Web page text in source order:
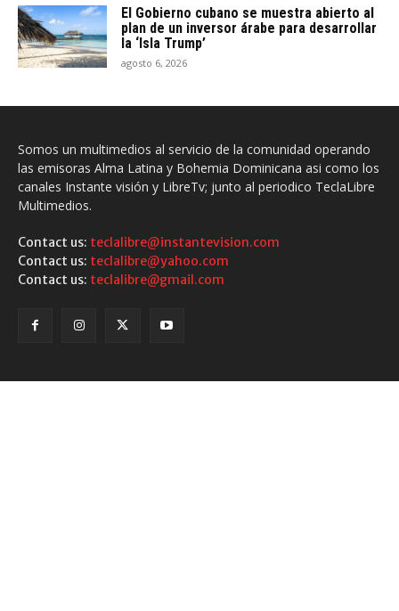
El Gobierno cubano se muestra abierto al
plan de un inversor árabe para desarrollar
la ‘Isla Trump’
agosto 6, 2026
Somos un multimedios al servicio de la comunidad operando
las emisoras Alma Latina y Bohemia Dominicana asi como los
canales Instante visión y LibreTv; junto al periodico TeclaLibre
Multimedios.
Contact us: teclalibre@instantevision.com
Contact us: teclalibre@yahoo.com
Contact us: teclalibre@gmail.com